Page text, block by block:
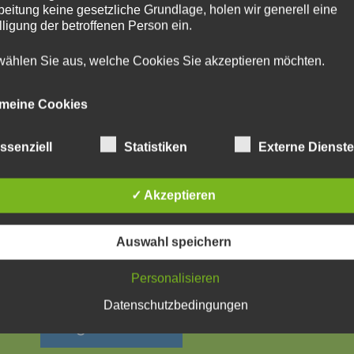
keine gesetzliche Grundlage, holen wir generell eine
der betroffenen Person ein.
Sie aus, welche Cookies Sie akzeptieren möchten.
Cookies
Cookies zählen zu den technisch notwendigen
Statistiken Externe Dienste
✓ Akzeptieren
Auswahl speichern
Personalisieren
Datenschutzbedingungen